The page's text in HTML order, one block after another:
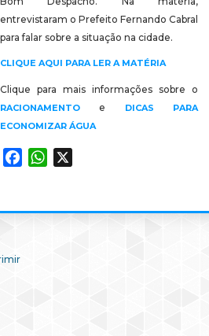
entrevistaram o Prefeito Fernando Cabral
para falar sobre a situação na cidade.
CLIQUE AQUI PARA LER A MATÉRIA
Clique para mais informações sobre o
RACIONAMENTO e
DICAS PARA
ECONOMIZAR ÁGUA
FacebookWhatsApp